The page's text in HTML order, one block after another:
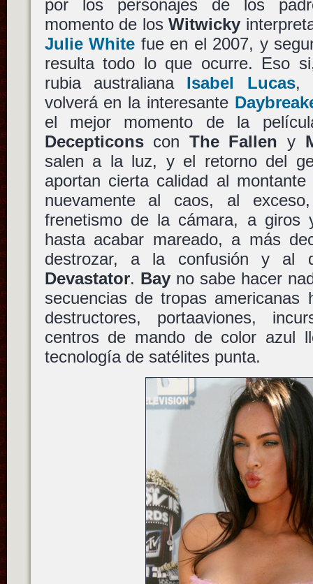
por los personajes de los
momento de losWitwicky
Julie White fue en el 2007, y
resulta todo lo que ocurre. Eso
rubia australiana Isabel Lucas,
volverá en la interesante
el mejor momento de la
Decepticonscon The Fallen y
salen a la luz, y el retorno del
aportan cierta calidad al
nuevamente al caos, al
frenetismo de la cámara, a
hasta acabar mareado, a más
destrozar, a la confusión y al
Devastator. Bayno sabe hacer
secuencias de tropas americanas
destructores, portaaviones,
centros de mando de color azul
tecnología de satélites punta.